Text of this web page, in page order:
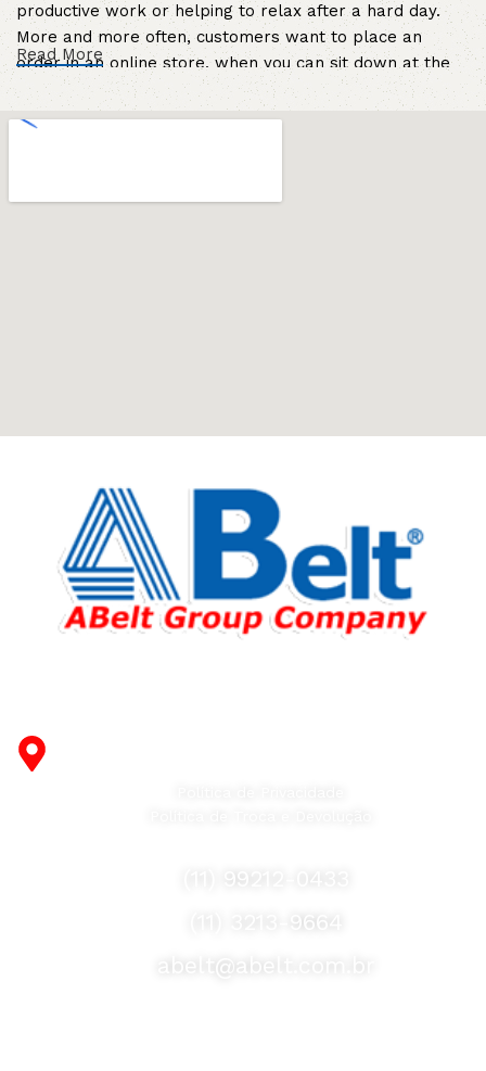
productive work or helping to relax after a hard day.
More and more often, customers want to place an
order in an online store, when you can sit down at the
computer in your free time, arrange the furniture in the
photo and calmly buy the furniture you like. The online
connoisseurs of beauty. We have selected for you the
ingeniously combine elegance, quality and practicality in
each product unit. Our assortment includes products
from proven companies. Who for many years of
continuous joint work did not give reason to doubt their
reliability and honesty. All of them guarantee the high
quality of their products, excellent operational
characteristics, attractive appearance of the products, a
Read More
(11) 3213-9664
abelt@abelt.com.br